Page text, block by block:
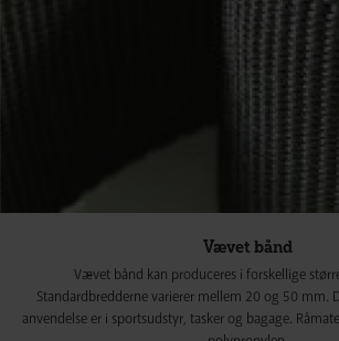
Vævet bånd
Vævet bånd kan produceres i forskellige
Standardbredderne varierer mellem 20 og 50 mm.
anvendelse er i sportsudstyr, tasker og bagage.